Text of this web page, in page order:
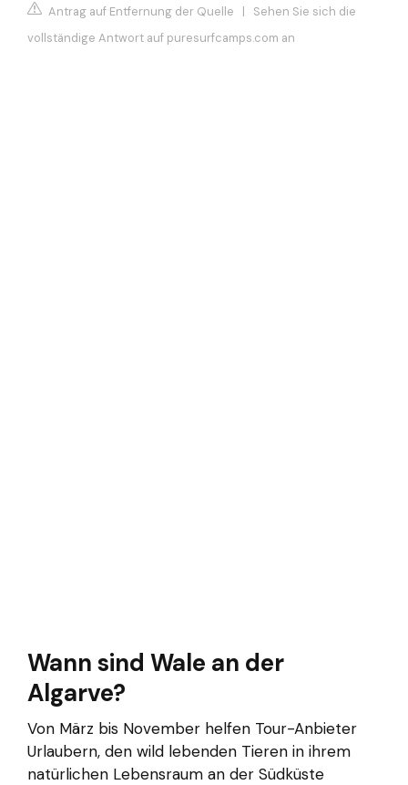
Antrag auf Entfernung der Quelle | Sehen Sie sich die
vollständige Antwort auf puresurfcamps.com an
Wann sind Wale an der
Algarve?
Von März bis November helfen Tour-Anbieter
Urlaubern, den wild lebenden Tieren in ihrem
natürlichen Lebensraum an der Südküste